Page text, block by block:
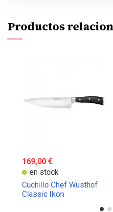
Productos
169,00 €
en stock
Cuchillo Chef Wüsthof
Classic Ikon